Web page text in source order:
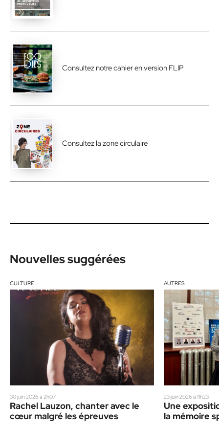
Consultez notre cahier en version FLIP
Consultez la zone circulaire
Nouvelles suggérées
CULTURE
30 juin 2026 à 2h07
Rachel Lauzon, chanter avec le
cœur malgré les épreuves
AUTRES
23 juin 2026 à 11h23
Une
la mémoire